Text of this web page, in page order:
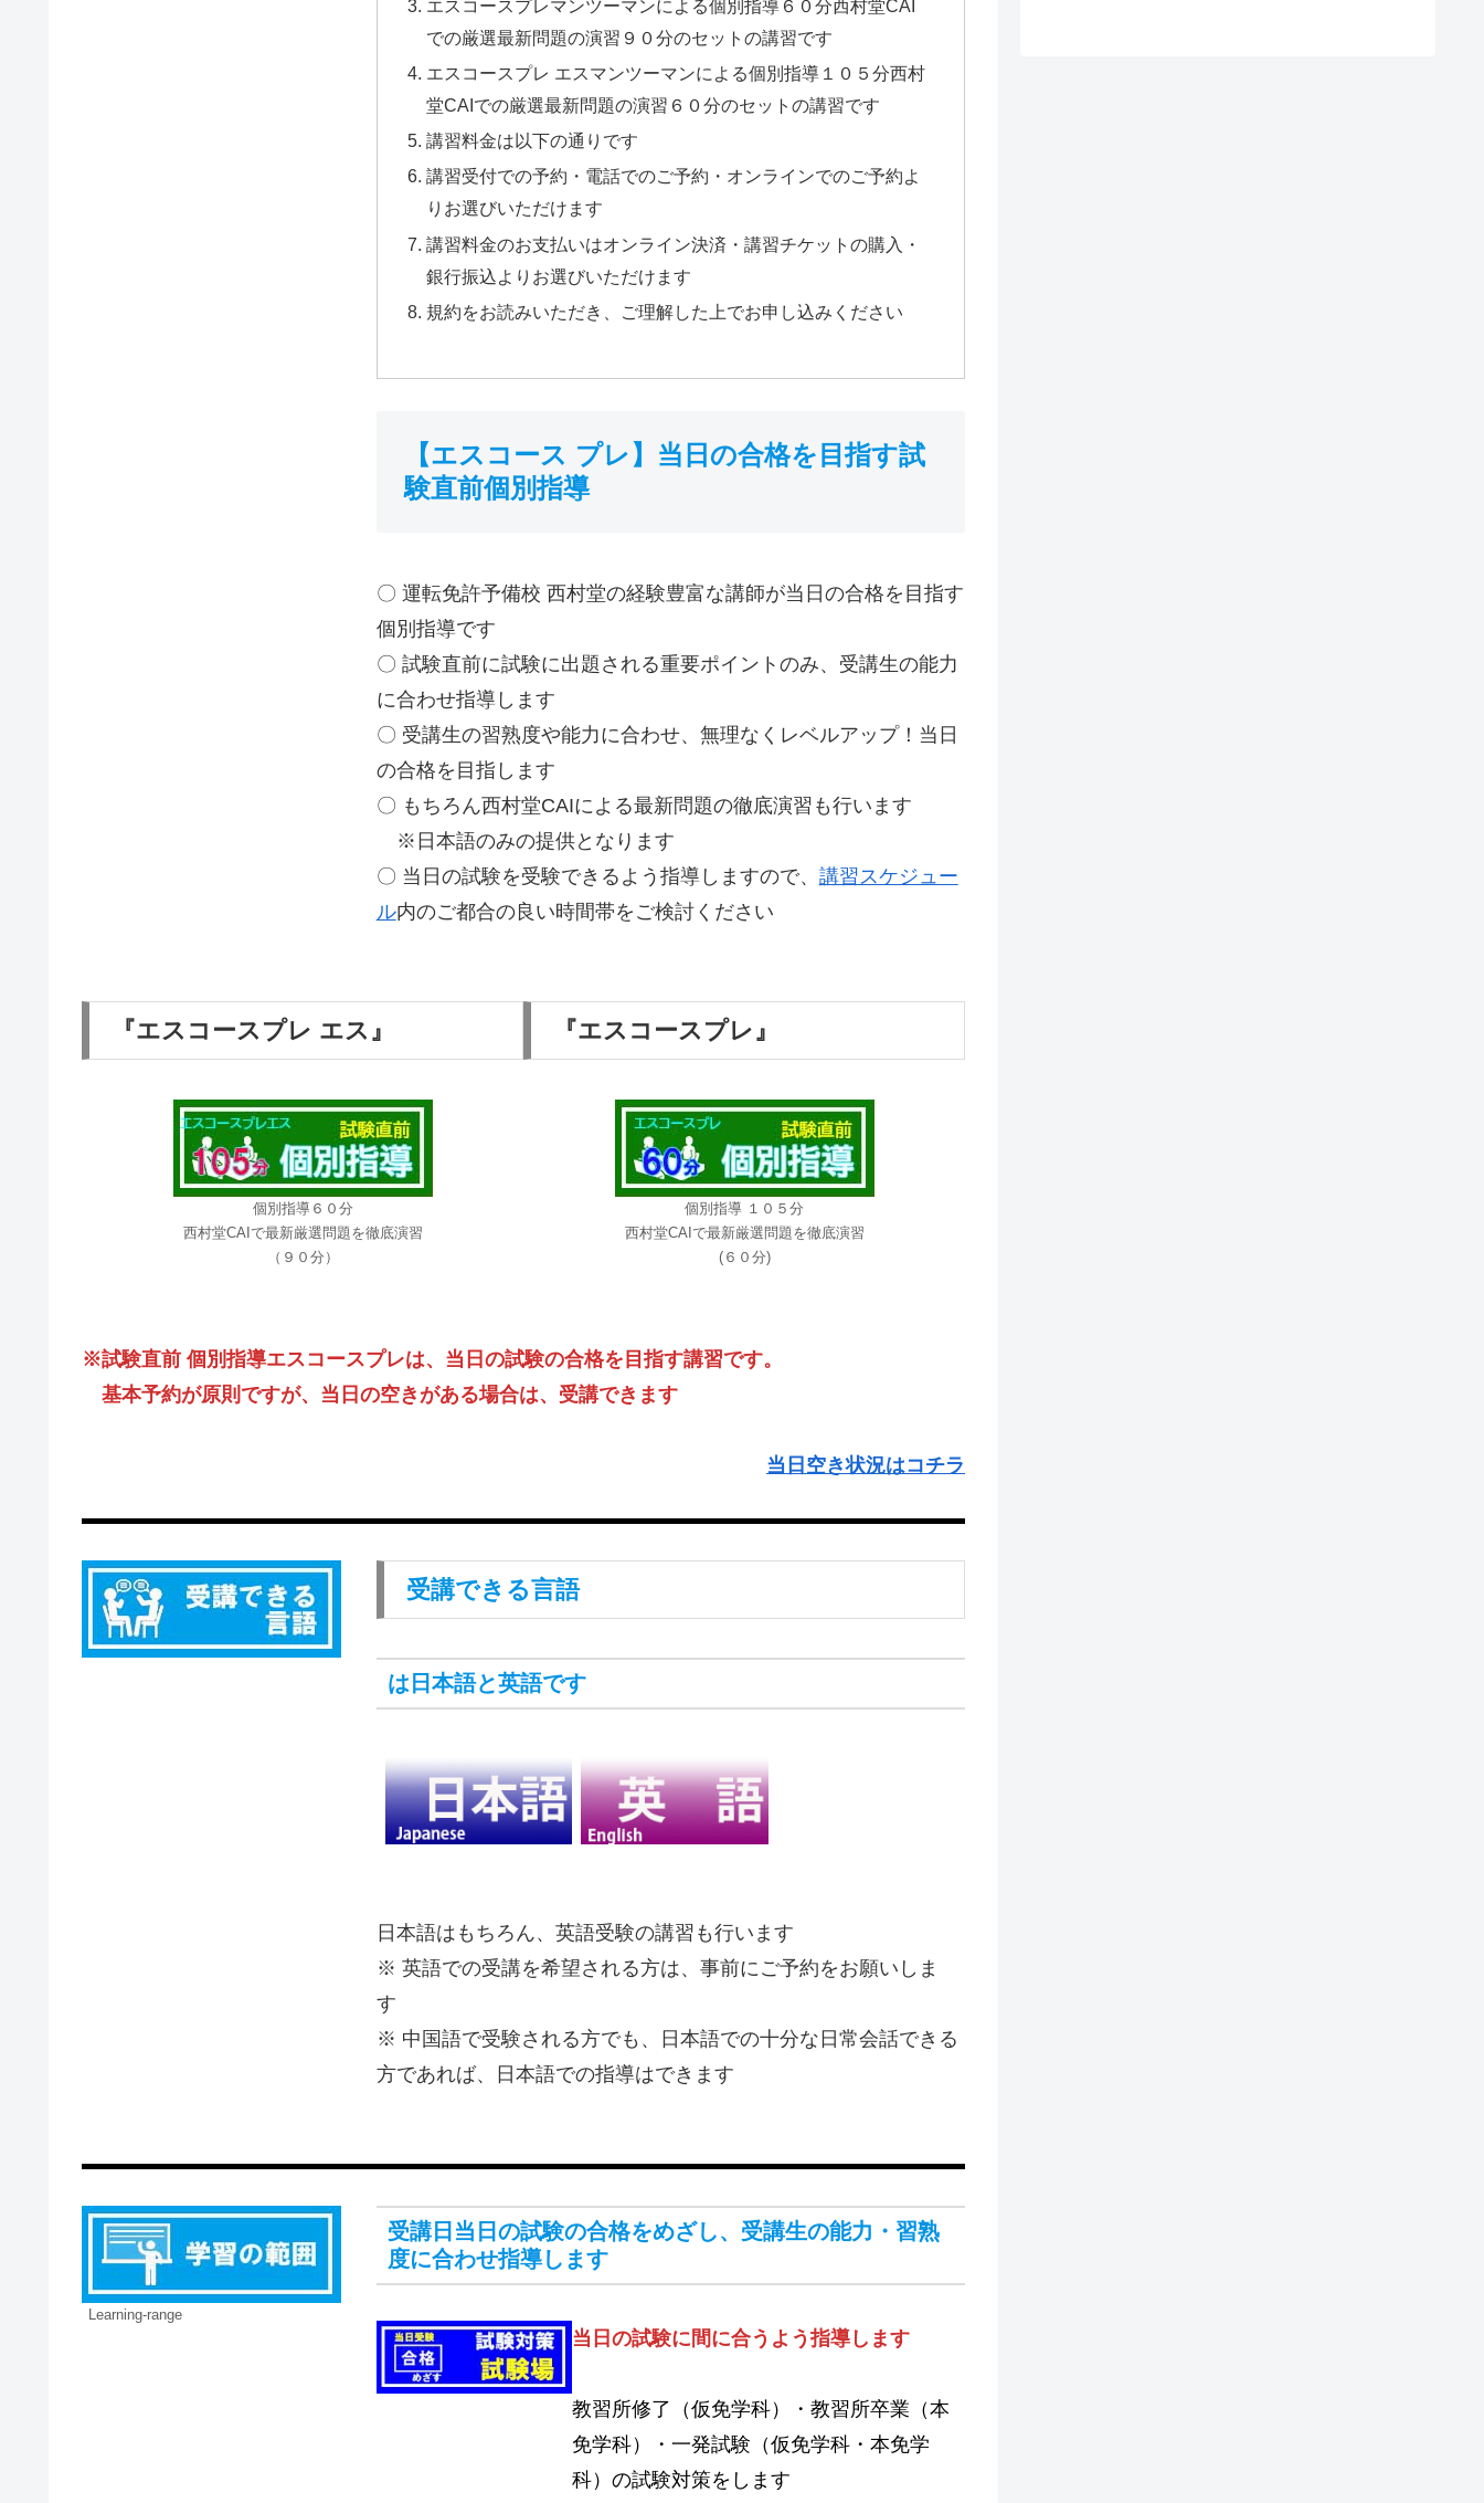
エスコースプレマンツーマンによる個別指導６０分西村堂CAI
での厳選最新問題の演習９０分のセットの講習です
エスコースプレ エスマンツーマンによる個別指導１０５分西村
堂CAIでの厳選最新問題の演習６０分のセットの講習です
講習料金は以下の通りです
講習受付での予約・電話でのご予約・オンラインでのご予約よ
りお選びいただけます
講習料金のお支払いはオンライン決済・講習チケットの購入・
銀行振込よりお選びいただけます
規約をお読みいただき、ご理解した上でお申し込みください
【エスコース プレ】当日の合格を目指す試
験直前個別指導
〇 運転免許予備校 西村堂の経験豊富な講師が当日の合格を目指す
個別指導です
〇 試験直前に試験に出題される重要ポイントのみ、受講生の能力
に合わせ指導します
〇 受講生の習熟度や能力に合わせ、無理なくレベルアップ！当日
の合格を目指します
〇 もちろん西村堂CAIによる最新問題の徹底演習も行います
※日本語のみの提供となります
〇 当日の試験を受験できるよう指導しますので、 講習スケジュー
ル内のご都合の良い時間帯をご検討ください
『エスコースプレ エス』
個別指導６０分
西村堂CAIで最新厳選問題を徹底演習
（９０分）
『エスコースプレ』
個別指導 １０５分
西村堂CAIで最新厳選問題を徹底演習
(６０分)
※試験直前 個別指導エスコースプレは、当日の試験の合格を目指す講習です。
基本予約が原則ですが、当日の空きがある場合は、受講できます
当日空き状況はコチラ
受講できる言語
は日本語と英語です
日本語はもちろん、英語受験の講習も行います
※ 英語での受講を希望される方は、事前にご予約をお願いしま
す
※ 中国語で受験される方でも、日本語での十分な日常会話できる
方であれば、日本語での指導はできます
Learning-range
受講日当日の試験の合格をめざし、受講生の能力・習熟
度に合わせ指導します
当日の試験に間に合うよう指導します
教習所修了（仮免学科）・教習所卒業（本
免学科）・一発試験（仮免学科・本免学
科）の試験対策をします